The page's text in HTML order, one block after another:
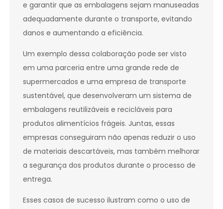
e garantir que as embalagens sejam manuseadas
adequadamente durante o transporte, evitando
danos e aumentando a eficiência.
Um exemplo dessa colaboração pode ser visto
em uma parceria entre uma grande rede de
supermercados e uma empresa de transporte
sustentável, que desenvolveram um sistema de
embalagens reutilizáveis e recicláveis para
produtos alimentícios frágeis. Juntas, essas
empresas conseguiram não apenas reduzir o uso
de materiais descartáveis, mas também melhorar
a segurança dos produtos durante o processo de
entrega.
Esses casos de sucesso ilustram como o uso de